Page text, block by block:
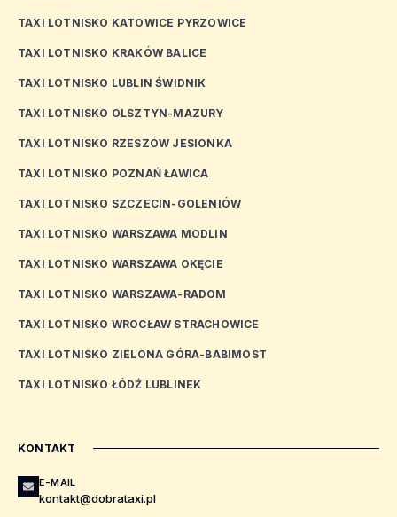
TAXI LOTNISKO KATOWICE PYRZOWICE
TAXI LOTNISKO KRAKÓW BALICE
TAXI LOTNISKO LUBLIN ŚWIDNIK
TAXI LOTNISKO OLSZTYN-MAZURY
TAXI LOTNISKO RZESZÓW JESIONKA
TAXI LOTNISKO POZNAŃ ŁAWICA
TAXI LOTNISKO SZCZECIN-GOLENIÓW
TAXI LOTNISKO WARSZAWA MODLIN
TAXI LOTNISKO WARSZAWA OKĘCIE
TAXI LOTNISKO WARSZAWA-RADOM
TAXI LOTNISKO WROCŁAW STRACHOWICE
TAXI LOTNISKO ZIELONA GÓRA-BABIMOST
TAXI LOTNISKO ŁÓDŹ LUBLINEK
KONTAKT
E-MAIL
kontakt@dobrataxi.pl